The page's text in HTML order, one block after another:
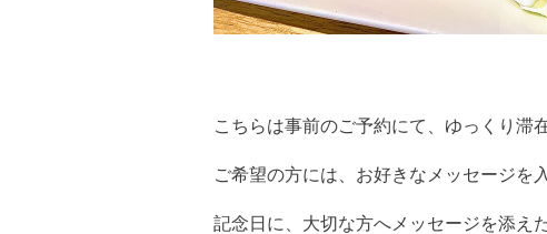
こちらは事前のご予約にて、ゆっくり滞
ご希望の方には、お好きなメッセージを
記念日に、大切な方へメッセージを添え